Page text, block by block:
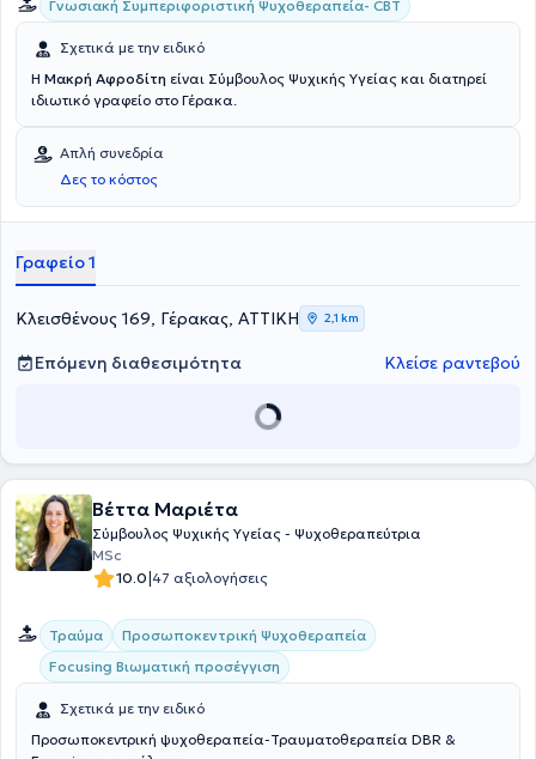
Γνωσιακή Συμπεριφοριστική Ψυχοθεραπεία- CBT
Σχετικά με την ειδικό
Η Μακρή Αφροδίτη είναι Σύμβουλος Ψυχικής Υγείας και διατηρεί
ιδιωτικό γραφείο στο Γέρακα.
Απλή συνεδρία
Δες το κόστος
Γραφείο 1
Κλεισθένους 169, Γέρακας, ΑΤΤΙΚΗ 2,1 km
Επόμενη διαθεσιμότητα Κλείσε ραντεβού
Βέττα Μαριέτα
Σύμβουλος Ψυχικής Υγείας - Ψυχοθεραπεύτρια
MSc
10.0|47 αξιολογήσεις
Τραύμα
Προσωποκεντρική Ψυχοθεραπεία
Focusing Βιωματική προσέγγιση
Σχετικά με την ειδικό
Προσωποκεντρική ψυχοθεραπεία-Τραυματοθεραπεία DBR &